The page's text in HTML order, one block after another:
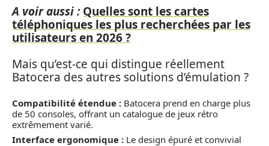
A voir aussi : Quelles sont les cartes
téléphoniques les plus recherchées par les
utilisateurs en 2026 ?
Mais qu’est-ce qui distingue réellement
Batocera des autres solutions d’émulation ?
Compatibilité étendue : Batocera prend en charge plus
de 50 consoles, offrant un catalogue de jeux rétro
extrêmement varié.
Interface ergonomique : Le design épuré et convivial